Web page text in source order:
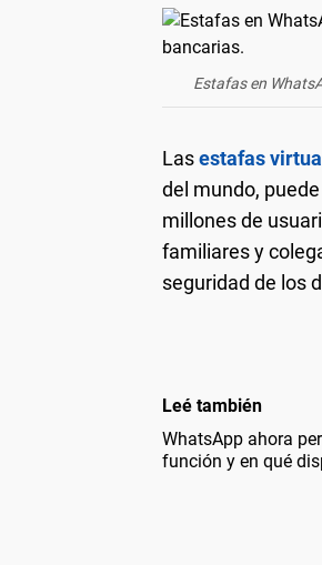
Estafas en
Lasestafas
del mundo,
millones de
familiares y
seguridad de los
Leé también
WhatsApp ahora
función y en qué